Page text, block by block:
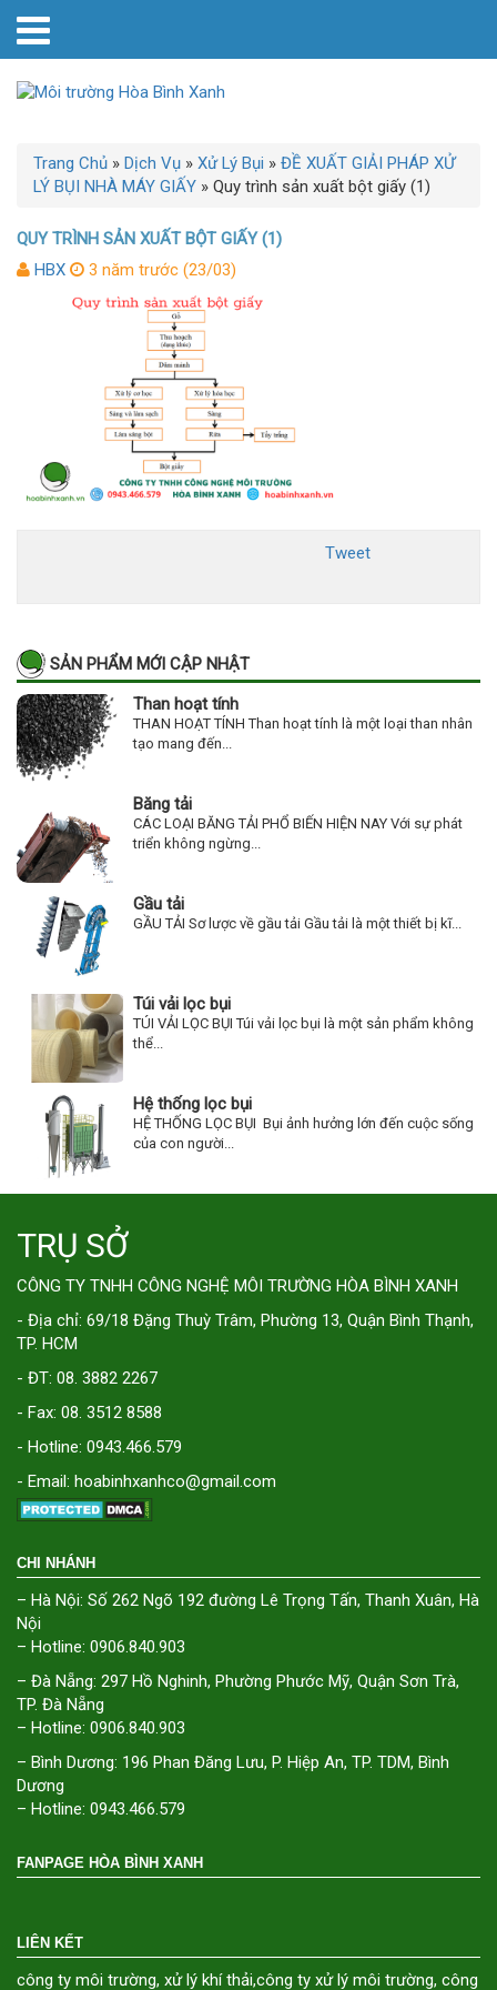
Trang Chủ » Dịch Vụ » Xử Lý Bụi » ĐỀ XUẤT GIẢI PHÁP XỬ
LÝ BỤI NHÀ MÁY GIẤY » Quy trình sản xuất bột giấy (1)
QUY TRÌNH SẢN XUẤT BỘT GIẤY (1)
HBX
3 năm trước (23/03)
Tweet
SẢN PHẨM MỚI CẬP NHẬT
Than hoạt tính
THAN HOẠT TÍNH Than hoạt tính là một loại than nhân
tạo mang đến...
Băng tải
CÁC LOẠI BĂNG TẢI PHỔ BIẾN HIỆN NAY Với sự phát
triển không ngừng...
Gầu tải
GẦU TẢI Sơ lược về gầu tải Gầu tải là một thiết bị kĩ...
Túi vải lọc bụi
TÚI VẢI LỌC BỤI Túi vải lọc bụi là một sản phẩm không
thể...
Hệ thống lọc bụi
HỆ THỐNG LỌC BỤI Bụi ảnh hưởng lớn đến cuộc sống
của con người...
TRỤ SỞ
CÔNG TY TNHH CÔNG NGHỆ MÔI TRƯỜNG HÒA BÌNH XANH
- Địa chỉ: 69/18 Đặng Thuỳ Trâm, Phường 13, Quận Bình Thạnh,
TP. HCM
- ĐT: 08. 3882 2267
- Fax: 08. 3512 8588
- Hotline: 0943.466.579
- Email: hoabinhxanhco@gmail.com
CHI NHÁNH
– Hà Nội: Số 262 Ngõ 192 đường Lê Trọng Tấn, Thanh Xuân, Hà
Nội
– Hotline: 0906.840.903
– Đà Nẵng: 297 Hồ Nghinh, Phường Phước Mỹ, Quận Sơn Trà,
TP. Đà Nẵng
– Hotline: 0906.840.903
– Bình Dương: 196 Phan Đăng Lưu, P. Hiệp An, TP. TDM, Bình
Dương
– Hotline: 0943.466.579
FANPAGE HÒA BÌNH XANH
LIÊN KẾT
công ty môi trường, xử lý khí thải,công ty xử lý môi trường, công